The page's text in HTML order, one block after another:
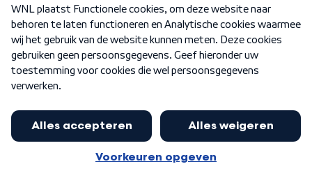
Nieuwsbrief
Word Lid